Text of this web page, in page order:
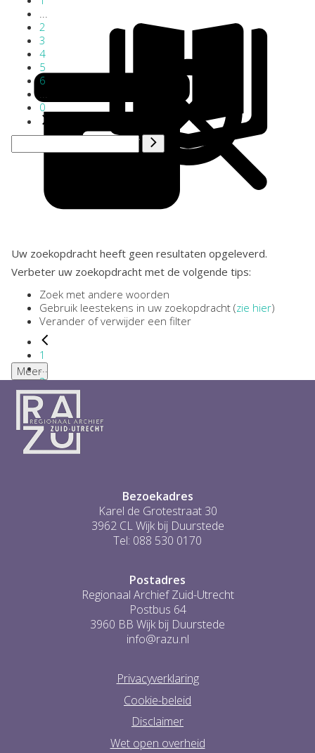
2
3
4
5
6
0
Uw zoekopdracht heeft geen resultaten opgeleverd.
Verbeter uw zoekopdracht met de volgende tips:
Zoek met andere woorden
Gebruik leestekens in uw zoekopdracht (zie hier)
Verander of verwijder een filter
1
...
2
3
4
5
6
...
Meer
Bezoekadres
Karel de Grotestraat 30
3962 CL Wijk bij Duurstede
Tel: 088 530 0170
Postadres
Regionaal Archief Zuid-Utrecht
Postbus 64
3960 BB Wijk bij Duurstede
info@razu.nl
Privacyverklaring
Cookie-beleid
Disclaimer
Wet open overheid